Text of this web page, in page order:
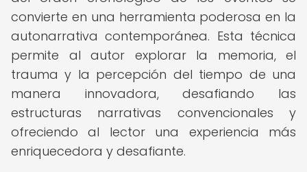
convierte en una herramienta poderosa en la
autonarrativa contemporánea. Esta técnica
permite al autor explorar la memoria, el
trauma y la percepción del tiempo de una
manera innovadora, desafiando las
estructuras narrativas convencionales y
ofreciendo al lector una experiencia más
enriquecedora y desafiante.